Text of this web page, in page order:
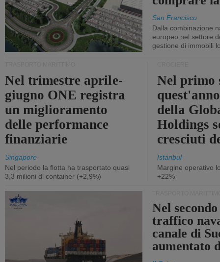
San Francisco
Dalla combinazione
europeo nel settore
gestione di immobili
Nel trimestre aprile-
giugno ONE registra
un miglioramento
delle performance
finanziarie
Singapore
Nel periodo la flotta ha trasportato quasi
3,3 milioni di container (+2,9%)
Nel primo
della
Holdings
cresciuti
Istanbul
Margine operativo
+22%
Nel
traffico
canale di
aumentato